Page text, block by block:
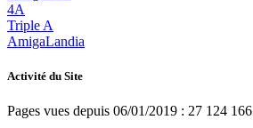
4A
Triple A
AmigaLandia
Activité du Site
Pages vues depuis 06/01/2019 : 27 124 166